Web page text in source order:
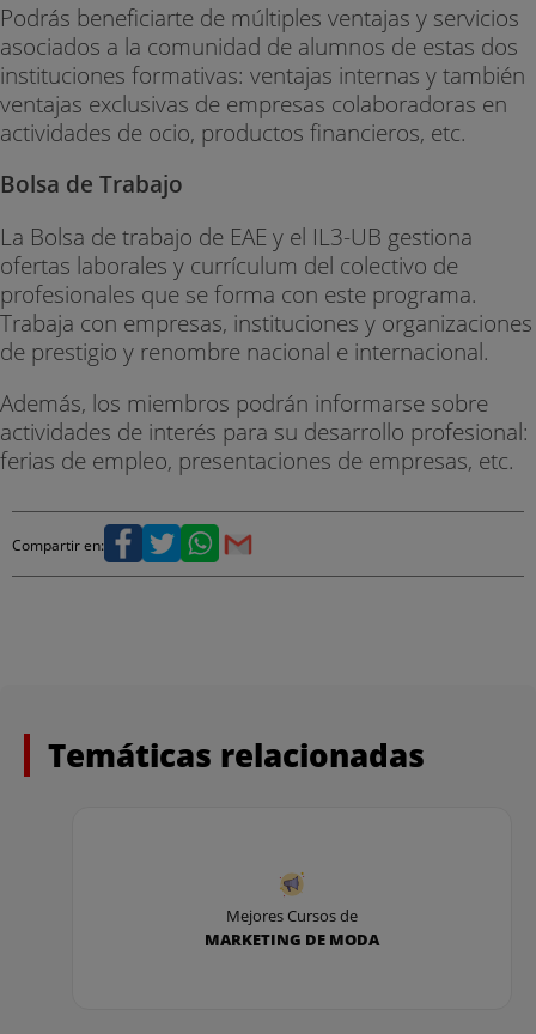
Podrás beneficiarte de múltiples ventajas y servicios
asociados a la comunidad de alumnos de estas dos
instituciones formativas: ventajas internas y también
ventajas exclusivas de empresas colaboradoras en
actividades de ocio, productos financieros, etc.
Bolsa de Trabajo
La Bolsa de trabajo de EAE y el IL3-UB gestiona
ofertas laborales y currículum del colectivo de
profesionales que se forma con este programa.
Trabaja con empresas, instituciones y organizaciones
de prestigio y renombre nacional e internacional.
Además, los miembros podrán informarse sobre
actividades de interés para su desarrollo profesional:
ferias de empleo, presentaciones de empresas, etc.
Compartir en:
Temáticas relacionadas
Mejores Cursos de
MARKETING DE MODA